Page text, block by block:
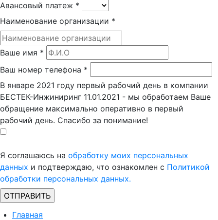
Авансовый платеж *
Наименование организации *
Ваше имя *
Ваш номер телефона *
В январе 2021 году первый рабочий день в компании
БЕСТЕК-Инжиниринг 11.01.2021 - мы обработаем Ваше
обращение максимально оперативно в первый
рабочий день. Спасибо за понимание!
Я соглашаюсь на обработку моих персональных
данных и подтверждаю, что ознакомлен с Политикой
обработки персональных данных.
Главная